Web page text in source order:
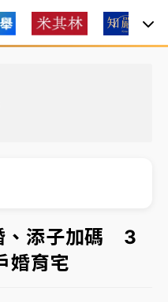
！辜仲諒向法院聲請遭
線上預約開賣一度塞車
、添子加碼 3
婚育宅